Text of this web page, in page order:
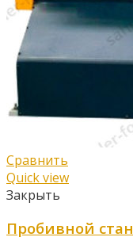
Сравнить
Quick view
Закрыть
Пробивной